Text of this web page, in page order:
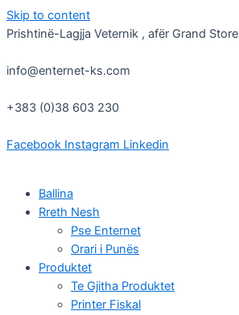
Skip to content
Prishtinë-Lagjja Veternik , afër Grand Store
info@enternet-ks.com
+383 (0)38 603 230
Facebook Instagram Linkedin
Ballina
Rreth Nesh
Pse Enternet
Orari i Punës
Produktet
Te Gjitha Produktet
Printer Fiskal